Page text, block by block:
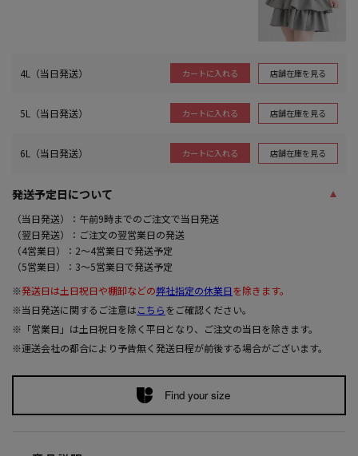
4L（当日発送） カートに入れる 店舗在庫を見る
5L（当日発送） カートに入れる 店舗在庫を見る
6L（当日発送） カートに入れる 店舗在庫を見る
発送予定日について
（当日発送）：午前9時までのご注文で当日発送
（翌日発送）：ご注文の翌営業日の発送
（4営業日）：2～4営業日で発送予定
（5営業日）：3～5営業日で発送予定
※発送日は土日祝日や棚卸などの弊社指定の休業日を除きます。
※当日発送に関するご注意はこちらをご確認ください。
※「営業日」は土日祝日を除く平日となり、ご注文の当日を除きます。
※運送会社の都合により予告無く発送日程が前後する場合がございます。
Find your size